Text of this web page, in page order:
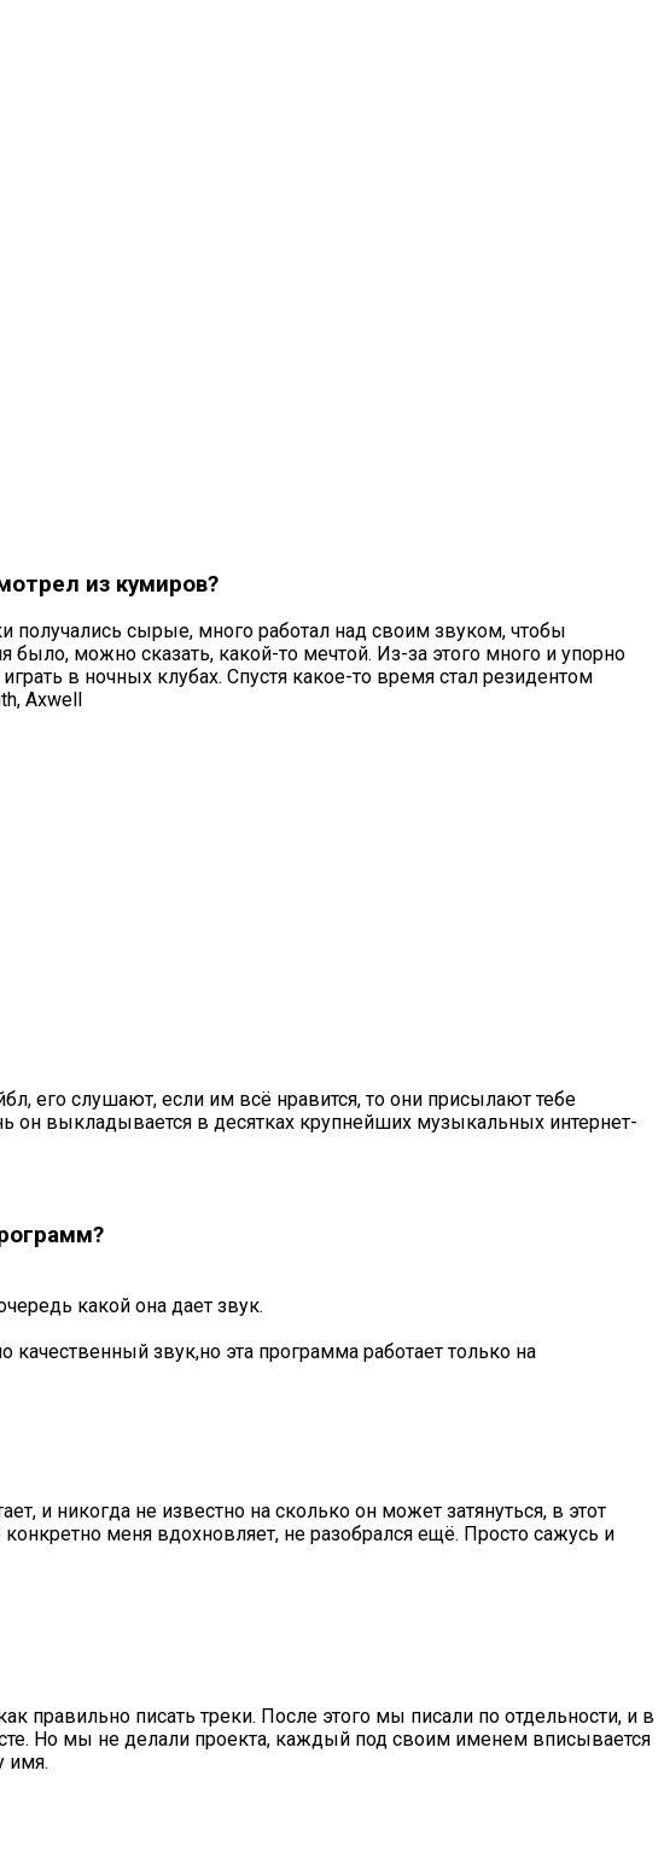
из кумиров?
получались сырые, много работал над своим звуком, чтобы
можно сказать, какой-то мечтой. Из-за этого много и упорно
в ночных клубах. Спустя какое-то время стал резидентом
Axwell
его слушают, если им всё нравится, то они присылают тебе
он выкладывается в десятках крупнейших музыкальных интернет-
какой она дает звук.
звук,но эта программа работает только на
и никогда не известно на сколько он может затянуться, в этот
меня вдохновляет, не разобрался ещё. Просто сажусь и
правильно писать треки. После этого мы писали по отдельности, и в
Но мы не делали проекта, каждый под своим именем вписывается
имя.